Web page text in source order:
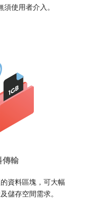
使用者介入。
傳輸
資料區塊，可大幅
儲存空間需求。